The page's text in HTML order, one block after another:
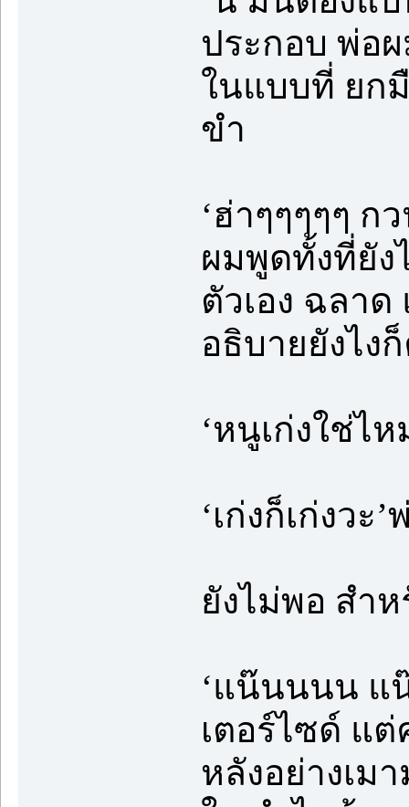
ประกอบ พ่อผ
ในแบบที่ ยก
ขำ
‘ฮ่าๆๆๆๆๆ ก
ผมพูดทั้งที่ยัง
ตัวเอง ฉลา
อธิบายยังไง
‘หนูเก่งใช่ไ
‘เก่งก็เก่งว
ยังไม่พอ สำ
‘แน๊นนนน แ
เตอร์ไซด์ แ
หลังอย่างเม